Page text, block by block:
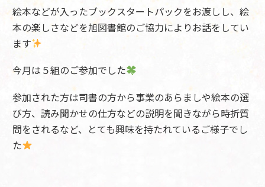
絵本などが入ったブックスタートパックをお渡しし、絵
本の楽しさなどを旭図書館のご協力によりお話をしてい
ます
今月は５組のご参加でした
参加された方は司書の方から事業のあらましや絵本の選
び方、読み聞かせの仕方などの説明を聞きながら時折質
問をされるなど、とても興味を持たれているご様子でし
た